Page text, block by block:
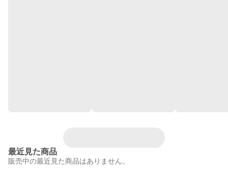
最近見た商品
販売中の最近見た商品はありません。